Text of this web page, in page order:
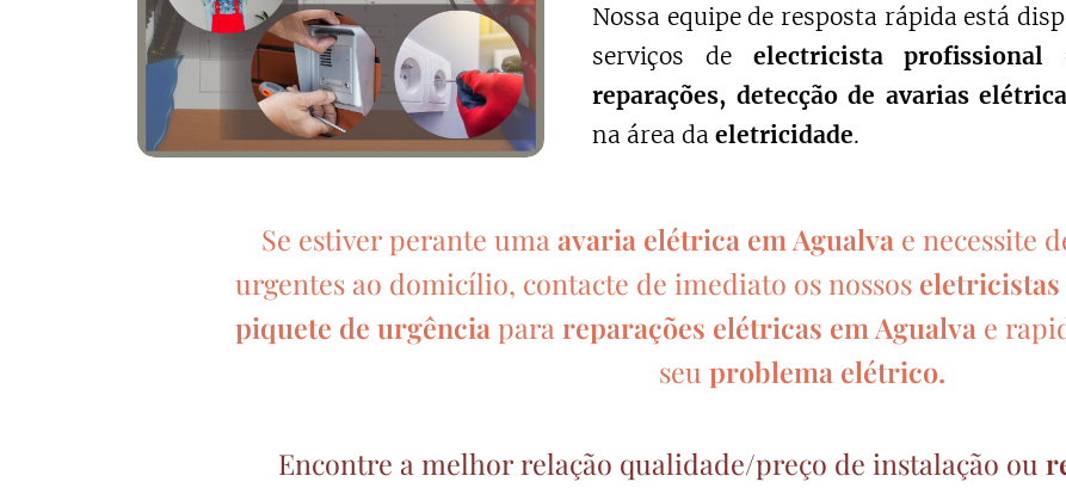
Nossa equipe de resposta rápida está
serviços de electricista profissional
reparações, detecção de avarias
na área daeletricidade.
Se estiver perante umaavaria elétrica em Agualva e necessite
urgentes ao domicílio, contacte de imediato os nossos eletricistas
piquete de urgênciaparareparações elétricas em Agualvae
seu problema elétrico.
Encontre a melhor relação qualidade/preço de instalação ou